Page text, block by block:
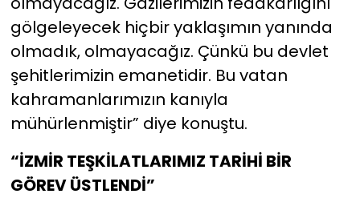
gölgeleyecek hiçbir yaklaşımın yanında
olmadık, olmayacağız. Çünkü bu devlet
şehitlerimizin emanetidir. Bu vatan
kahramanlarımızın kanıyla
mühürlenmiştir” diye konuştu.
“İZMİR TEŞKİLATLARIMIZ TARİHİ BİR
GÖREV ÜSTLENDİ”